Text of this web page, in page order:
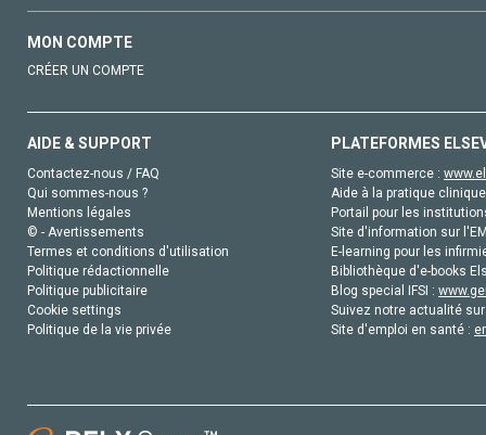
MON COMPTE
CRÉER UN COMPTE
AIDE & SUPPORT
Contactez-nous / FAQ
Qui sommes-nous ?
Mentions légales
© - Avertissements
Termes et conditions d'utilisation
Politique rédactionnelle
Politique publicitaire
Cookie settings
Politique de la vie privée
PLATEFORMES
Site e-commerce :
Aide à la pratique
Portail pour les
Site d'information sur
E-learning pour les
Bibliothèque d'e-books
Blog special IFSI :
Suivez notre actualité
Site d'emploi en santé :